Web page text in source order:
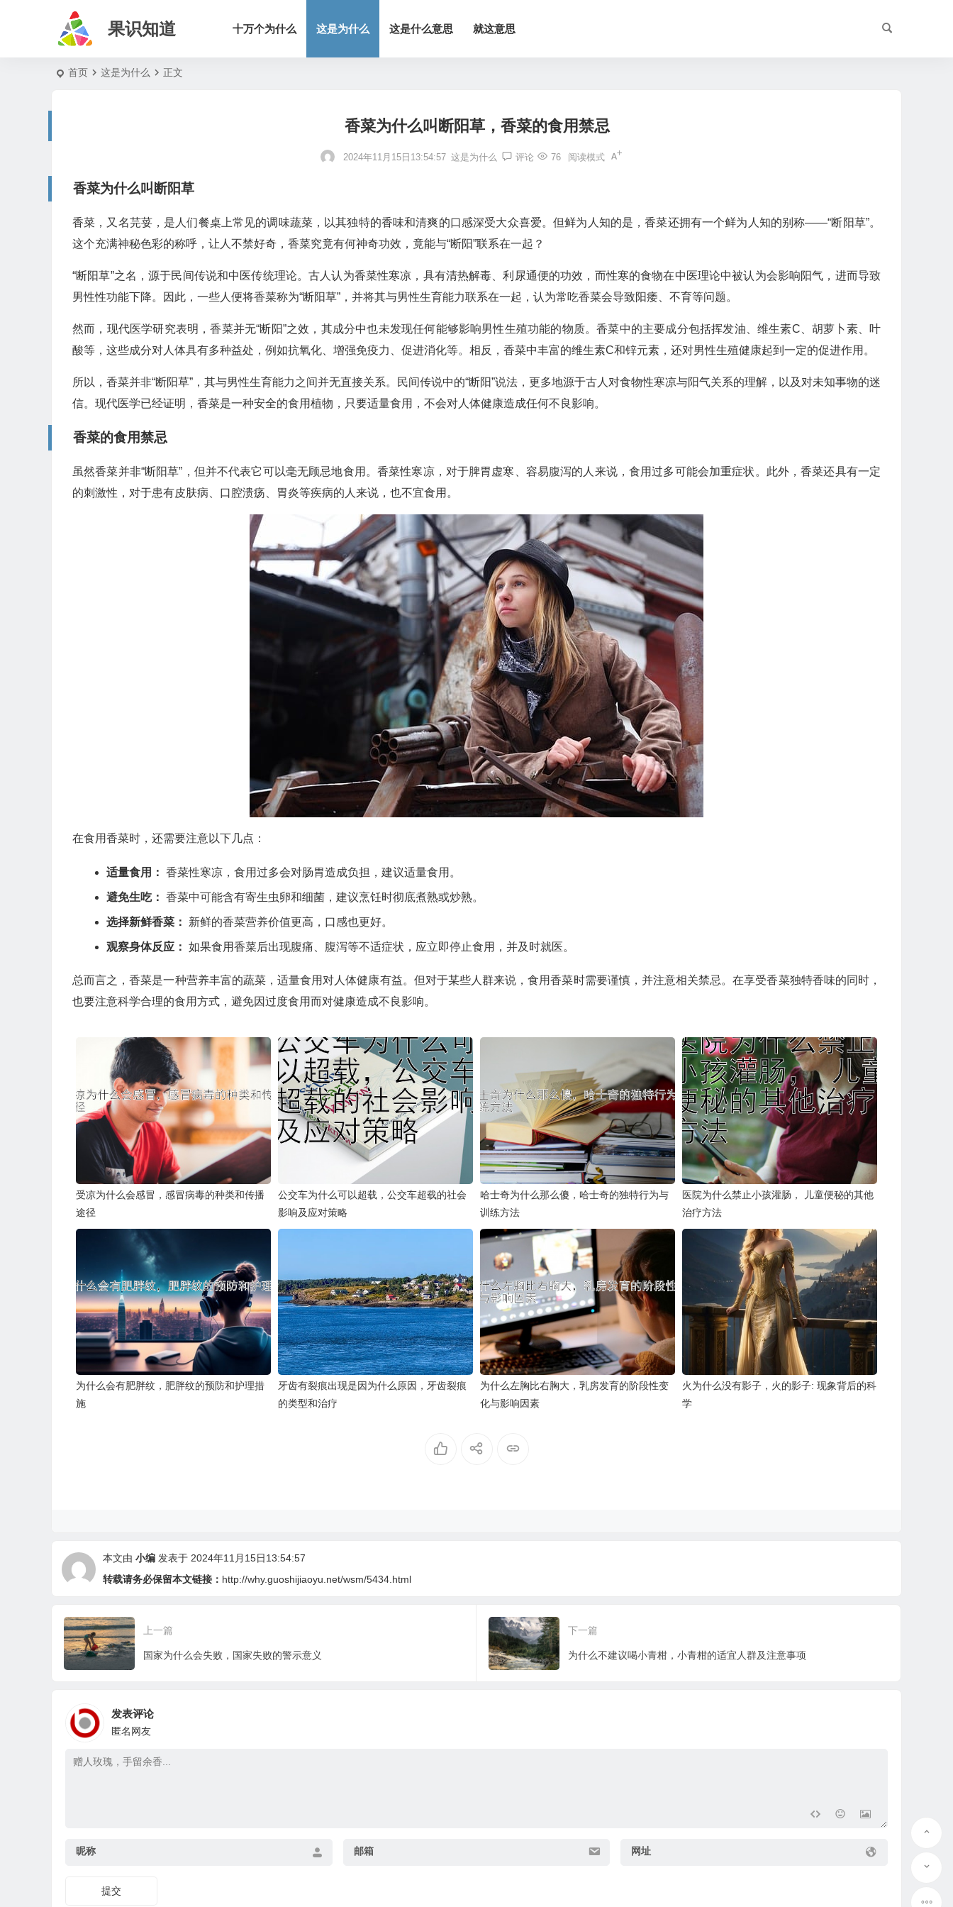
果识知道 十万个为什么 这是为什么 这是什么意思 就这意思
首页 这是为什么 正文
香菜为什么叫断阳草，香菜的食用禁忌
2024年11月15日13:54:57 这是为什么 评论 76 阅读模式
香菜为什么叫断阳草
香菜，又名芫荽，是人们餐桌上常见的调味蔬菜，以其独特的香味和清爽的口感深受大众喜爱。但鲜为人知的是，香菜还拥有一个鲜为人知的别称——“断阳草”。
这个充满神秘色彩的称呼，让人不禁好奇，香菜究竟有何神奇功效，竟能与“断阳”联系在一起？
“断阳草”之名，源于民间传说和中医传统理论。古人认为香菜性寒凉，具有清热解毒、利尿通便的功效，而性寒的食物在中医理论中被认为会影响阳气，进而导致
男性性功能下降。因此，一些人便将香菜称为“断阳草”，并将其与男性生育能力联系在一起，认为常吃香菜会导致阳痿、不育等问题。
然而，现代医学研究表明，香菜并无“断阳”之效，其成分中也未发现任何能够影响男性生殖功能的物质。香菜中的主要成分包括挥发油、维生素C、胡萝卜素、叶
酸等，这些成分对人体具有多种益处，例如抗氧化、增强免疫力、促进消化等。相反，香菜中丰富的维生素C和锌元素，还对男性生殖健康起到一定的促进作用。
所以，香菜并非“断阳草”，其与男性生育能力之间并无直接关系。民间传说中的“断阳”说法，更多地源于古人对食物性寒凉与阳气关系的理解，以及对未知事物的迷
信。现代医学已经证明，香菜是一种安全的食用植物，只要适量食用，不会对人体健康造成任何不良影响。
香菜的食用禁忌
虽然香菜并非“断阳草”，但并不代表它可以毫无顾忌地食用。香菜性寒凉，对于脾胃虚寒、容易腹泻的人来说，食用过多可能会加重症状。此外，香菜还具有一定
的刺激性，对于患有皮肤病、口腔溃疡、胃炎等疾病的人来说，也不宜食用。
在食用香菜时，还需要注意以下几点：
适量食用： 香菜性寒凉，食用过多会对肠胃造成负担，建议适量食用。
避免生吃： 香菜中可能含有寄生虫卵和细菌，建议烹饪时彻底煮熟或炒熟。
选择新鲜香菜： 新鲜的香菜营养价值更高，口感也更好。
观察身体反应： 如果食用香菜后出现腹痛、腹泻等不适症状，应立即停止食用，并及时就医。
总而言之，香菜是一种营养丰富的蔬菜，适量食用对人体健康有益。但对于某些人群来说，食用香菜时需要谨慎，并注意相关禁忌。在享受香菜独特香味的同时，
也要注意科学合理的食用方式，避免因过度食用而对健康造成不良影响。
受凉为什么会感冒，感冒病毒的种类和传播
途径
公交车为什么可以超载，公交车超载的社会
影响及应对策略
哈士奇为什么那么傻，哈士奇的独特行为与
训练方法
医院为什么禁止小孩灌肠， 儿童便秘的其他
治疗方法
为什么会有肥胖纹，肥胖纹的预防和护理措
施
牙齿有裂痕出现是因为什么原因，牙齿裂痕
的类型和治疗
为什么左胸比右胸大，乳房发育的阶段性变
化与影响因素
火为什么没有影子，火的影子: 现象背后的科
学
本文由 小编 发表于 2024年11月15日13:54:57
转载请务必保留本文链接： http://why.guoshijiaoyu.net/wsm/5434.html
上一篇
国家为什么会失败，国家失败的警示意义
下一篇
为什么不建议喝小青柑，小青柑的适宜人群及注意事项
发表评论
匿名网友
昵称 邮箱 网址
提交